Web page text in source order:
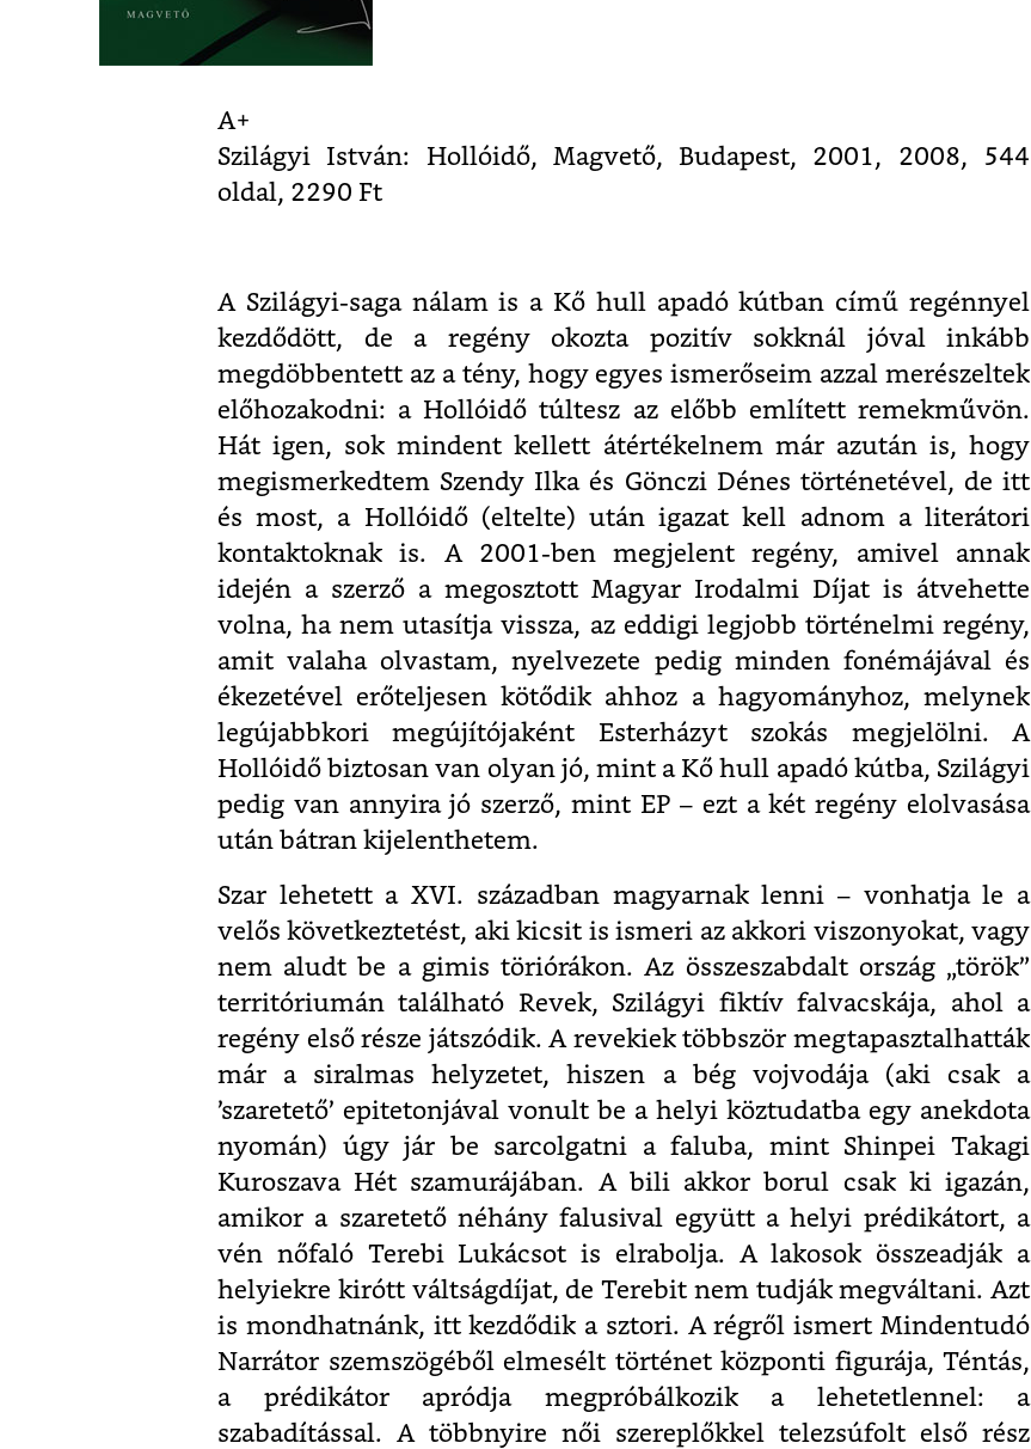
A+
Szilágyi István: Hollóidő, Magvető, Budapest, 2001, 2008, 544
oldal, 2290 Ft
A Szilágyi-saga nálam is a Kő hull apadó kútban című regénnyel
kezdődött, de a regény okozta pozitív sokknál jóval inkább
megdöbbentett az a tény, hogy egyes ismerőseim azzal merészeltek
előhozakodni: a Hollóidő túltesz az előbb említett remekművön.
Hát igen, sok mindent kellett átértékelnem már azután is, hogy
megismerkedtem Szendy Ilka és Gönczi Dénes történetével, de itt
és most, a Hollóidő (eltelte) után igazat kell adnom a literátori
kontaktoknak is. A 2001-ben megjelent regény, amivel annak
idején a szerző a megosztott Magyar Irodalmi Díjat is átvehette
volna, ha nem utasítja vissza, az eddigi legjobb történelmi regény,
amit valaha olvastam, nyelvezete pedig minden fonémájával és
ékezetével erőteljesen kötődik ahhoz a hagyományhoz, melynek
legújabbkori megújítójaként Esterházyt szokás megjelölni. A
Hollóidő biztosan van olyan jó, mint a Kő hull apadó kútba, Szilágyi
pedig van annyira jó szerző, mint EP – ezt a két regény elolvasása
után bátran kijelenthetem.
Szar lehetett a XVI. században magyarnak lenni – vonhatja le a
velős következtetést, aki kicsit is ismeri az akkori viszonyokat, vagy
nem aludt be a gimis töriórákon. Az összeszabdalt ország „török”
territóriumán található Revek, Szilágyi fiktív falvacskája, ahol a
regény első része játszódik. A revekiek többször megtapasztalhatták
már a siralmas helyzetet, hiszen a bég vojvodája (aki csak a
’szaretető’ epitetonjával vonult be a helyi köztudatba egy anekdota
nyomán) úgy jár be sarcolgatni a faluba, mint Shinpei Takagi
Kuroszava Hét szamurájában. A bili akkor borul csak ki igazán,
amikor a szaretető néhány falusival együtt a helyi prédikátort, a
vén nőfaló Terebi Lukácsot is elrabolja. A lakosok összeadják a
helyiekre kirótt váltságdíjat, de Terebit nem tudják megváltani. Azt
is mondhatnánk, itt kezdődik a sztori. A régről ismert Mindentudó
Narrátor szemszögéből elmesélt történet központi figurája, Téntás,
a prédikátor apródja megpróbálkozik a lehetetlennel: a
szabadítással. A többnyire női szereplőkkel telezsúfolt első rész